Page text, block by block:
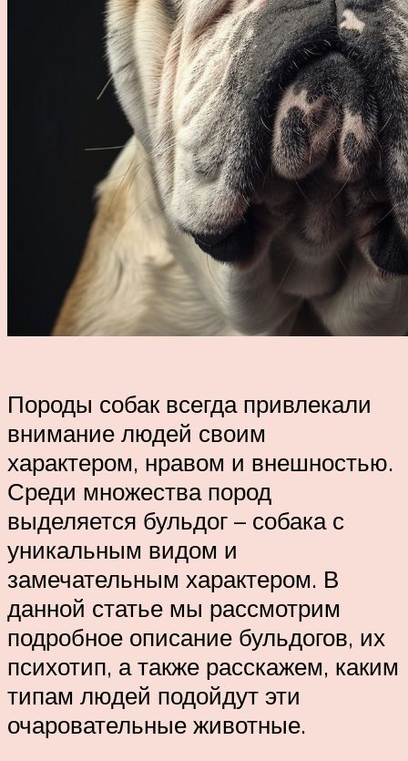
Породы собак всегда привлекали
внимание людей своим
характером, нравом и внешностью.
Среди множества пород
выделяется бульдог – собака с
уникальным видом и
замечательным характером. В
данной статье мы рассмотрим
подробное описание бульдогов, их
психотип, а также расскажем, каким
типам людей подойдут эти
очаровательные животные.